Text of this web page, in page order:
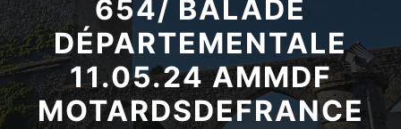
654/ BALADE
DÉPARTEMENTALE
11.05.24 AMMDF
MOTARDSDEFRANCE